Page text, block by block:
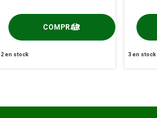
2en stock 3 en stock